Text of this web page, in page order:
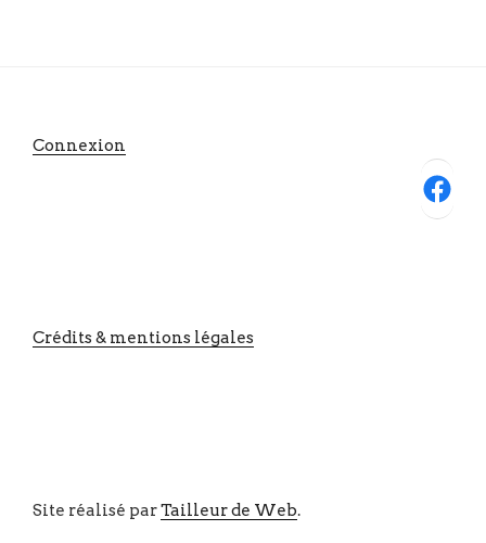
Connexion
Facebook
Crédits & mentions légales
Site réalisé parTailleur de Web.